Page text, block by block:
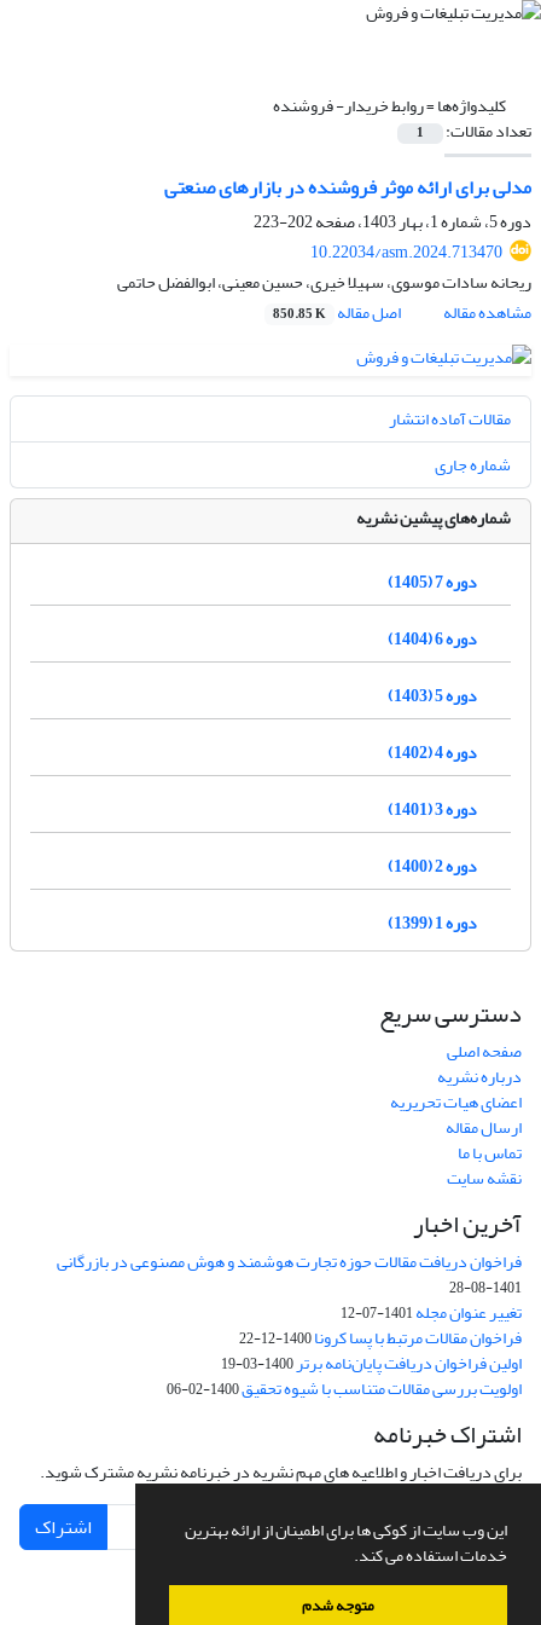
این وب سایت از کوکی ها برای اطمینان از ارائه بهترین
خدمات استفاده می کند.
متوجه شدم
کلیدواژه‌ها =روابط خریدار- فروشنده
تعداد مقالات: 1
مدلی برای ارائه موثر فروشنده در بازارهای صنعتی
دوره 5، شماره 1، بهار 1403، صفحه
202-223
10.22034/asm.2024.713470
ریحانه سادات موسوی، سهیلا خیری، حسین معینی، ابوالفضل حاتمی
مشاهده مقاله
اصل مقاله 850.85 K
مقالات آماده انتشار
شماره جاری
شماره‌های پیشین نشریه
دوره 7 (1405)
دوره 6 (1404)
دوره 5 (1403)
دوره 4 (1402)
دوره 3 (1401)
دوره 2 (1400)
دوره 1 (1399)
دسترسی سریع
صفحه اصلی
درباره نشریه
اعضای هیات تحریریه
ارسال مقاله
تماس با ما
نقشه سایت
آخرین اخبار
فراخوان دریافت مقالات حوزه تجارت هوشمند و هوش مصنوعی در بازرگانی
1401-08-28
تغییر عنوان مجله1401-07-12
فراخوان مقالات مرتبط با پسا کرونا1400-12-22
اولین فراخوان دریافت پایان‌نامه برتر1400-03-19
اولویت بررسی مقالات متناسب با شیوه تحقیق1400-02-06
اشتراک خبرنامه
برای دریافت اخبار و اطلاعیه های مهم نشریه در خبرنامه نشریه مشترک شوید.
اشتراک